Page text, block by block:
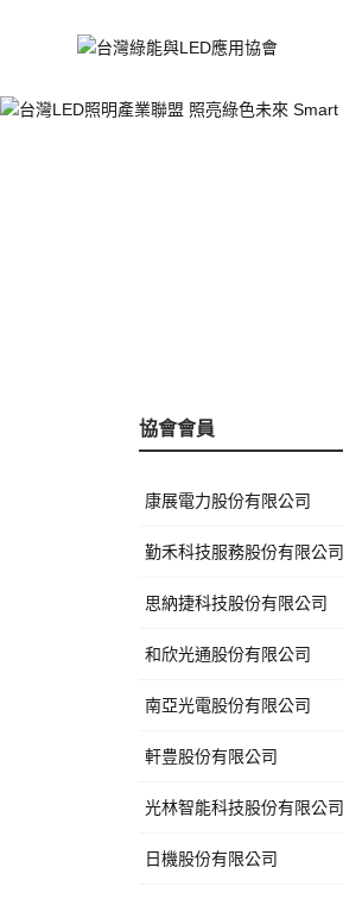
協會會員
康展電力股份有限公司
勤禾科技服務股份有限公司
思納捷科技股份有限公司
和欣光通股份有限公司
南亞光電股份有限公司
軒豊股份有限公司
光林智能科技股份有限公司
日機股份有限公司